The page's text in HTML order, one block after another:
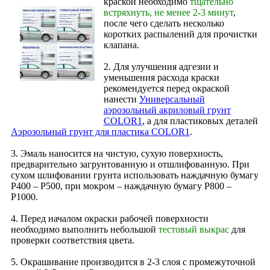
встряхнуть, не менее 2-3 минут,
после чего сделать несколько
коротких распылений для прочистки
клапана.
2. Для улучшения адгезии и
уменьшения расхода краски
рекомендуется перед окраской
нанести Универсальный
аэрозольный акриловый грунт
COLOR1 , а для пластиковых деталей
Аэрозольный грунт для пластика COLOR1 .
3. Эмаль наносится на чистую, сухую поверхность,
предварительно загрунтованную и отшлифованную. При
сухом шлифовании грунта использовать наждачную бумагу
Р400 – Р500, при мокром – наждачную бумагу Р800 –
Р1000.
4. Перед началом окраски рабочей поверхности
необходимо выполнить небольшой тестовый выкрас для
проверки соответствия цвета.
5. Окрашивание производится в 2‑3 слоя с промежуточной